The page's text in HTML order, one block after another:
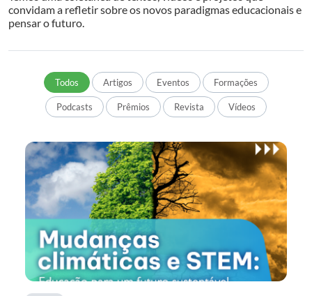
convidam a refletir sobre os novos paradigmas educacionais e
pensar o futuro.
Todos Artigos Eventos Formações
Podcasts Prêmios Revista Vídeos